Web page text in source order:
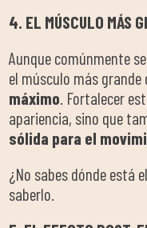
4. EL MÚSCULO MÁS
Aunque comúnmente
el músculo más
máximo . Fortalecer
apariencia, sino que
sólida para el
¿No sabes dónde está
saberlo